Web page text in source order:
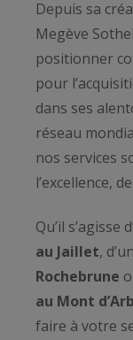
Depuis sa
Megève
positionner
pour
dans ses
réseau
nos services
l’excellence,
Qu’il s’agisse
au Jaillet, d’un
Rochebrune
au Mont
faire à votre